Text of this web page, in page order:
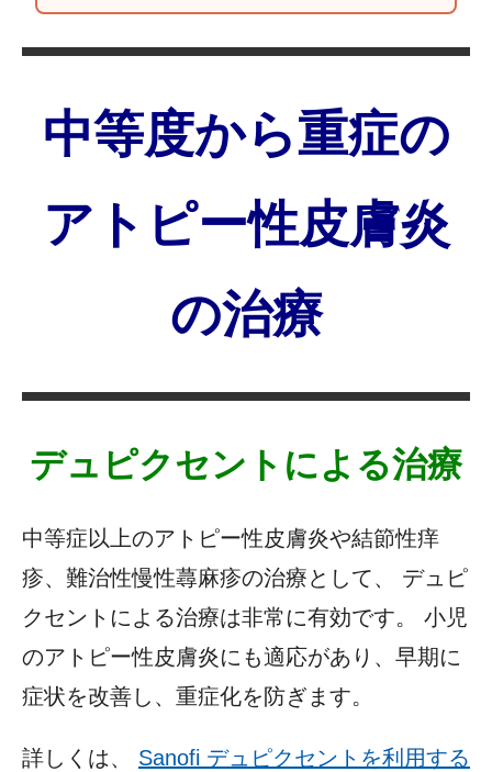
中等度から重症の
アトピー性皮膚炎
の治療
デュピクセントによる治療
中等症以上のアトピー性皮膚炎や結節性痒
疹、難治性慢性蕁麻疹の治療として、 デュピ
クセントによる治療は非常に有効です。 小児
のアトピー性皮膚炎にも適応があり、早期に
症状を改善し、重症化を防ぎます。
詳しくは、 Sanofi デュピクセントを利用する